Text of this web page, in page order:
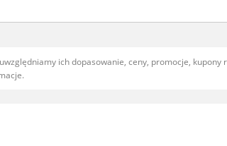
ich dopasowanie, ceny, promocje,